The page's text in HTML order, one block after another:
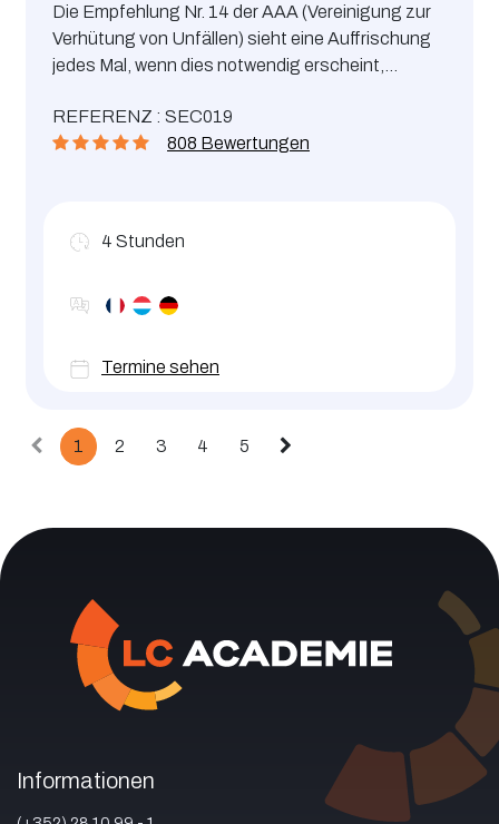
Die Empfehlung Nr. 14 der AAA (Vereinigung zur
Verhütung von Unfällen) sieht eine Auffrischung
jedes Mal, wenn dies notwendig erscheint,
REFERENZ : SEC019
808 Bewertungen
4 Stunden
Termine sehen
1 2 3 4 5
Informationen